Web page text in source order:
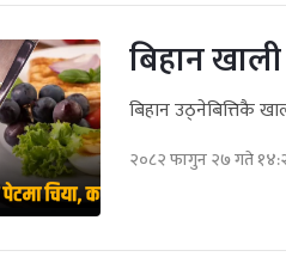
बिहान
बिहान उठ्नेबित्तिकै
२०८२ फागुन २७ गते